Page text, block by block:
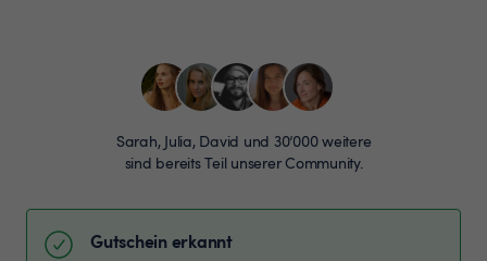
Sarah, Julia, David und 30’000 weitere
sind bereits Teil unserer Community.
Gutschein erkannt